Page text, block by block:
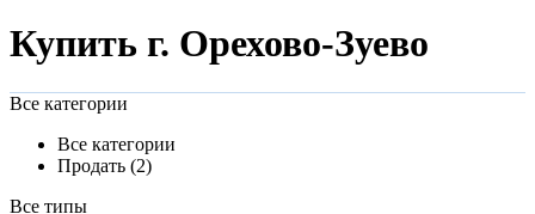
Купить г. Орехово-Зуево
Все категории
Все категории
Продать (2)
Все типы